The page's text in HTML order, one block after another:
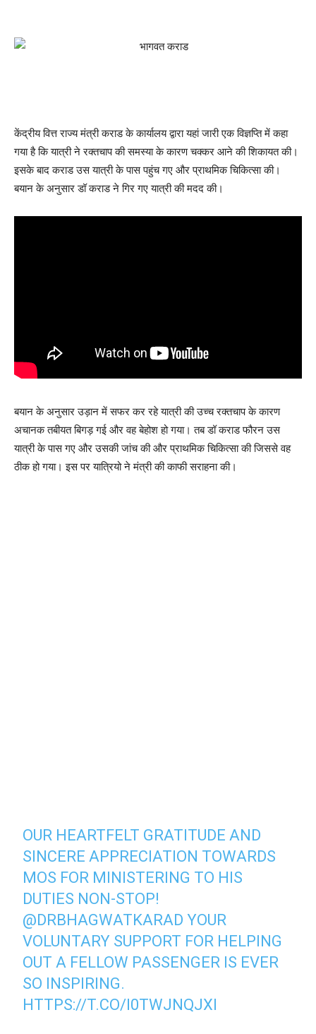
केंद्रीय वित्त राज्य मंत्री कराड के कार्यालय द्वारा यहां जारी एक विज्ञप्ति में कहा
गया है कि यात्री ने रक्तचाप की समस्या के कारण चक्कर आने की शिकायत की।
इसके बाद कराड उस यात्री के पास पहुंच गए और प्राथमिक चिकित्सा की।
बयान के अनुसार डॉ कराड ने गिर गए यात्री की मदद की।
बयान के अनुसार उड़ान में सफर कर रहे यात्री की उच्च रक्तचाप के कारण
अचानक तबीयत बिगड़ गई और वह बेहोश हो गया। तब डॉ कराड फौरन उस
यात्री के पास गए और उसकी जांच की और प्राथमिक चिकित्सा की जिससे वह
ठीक हो गया। इस पर यात्रियो ने मंत्री की काफी सराहना की।
OUR HEARTFELT GRATITUDE AND
SINCERE APPRECIATION TOWARDS
MOS FOR MINISTERING TO HIS
DUTIES NON-STOP!
@DRBHAGWATKARAD YOUR
VOLUNTARY SUPPORT FOR HELPING
OUT A FELLOW PASSENGER IS EVER
SO INSPIRING.
HTTPS://T.CO/I0TWJNQJXI